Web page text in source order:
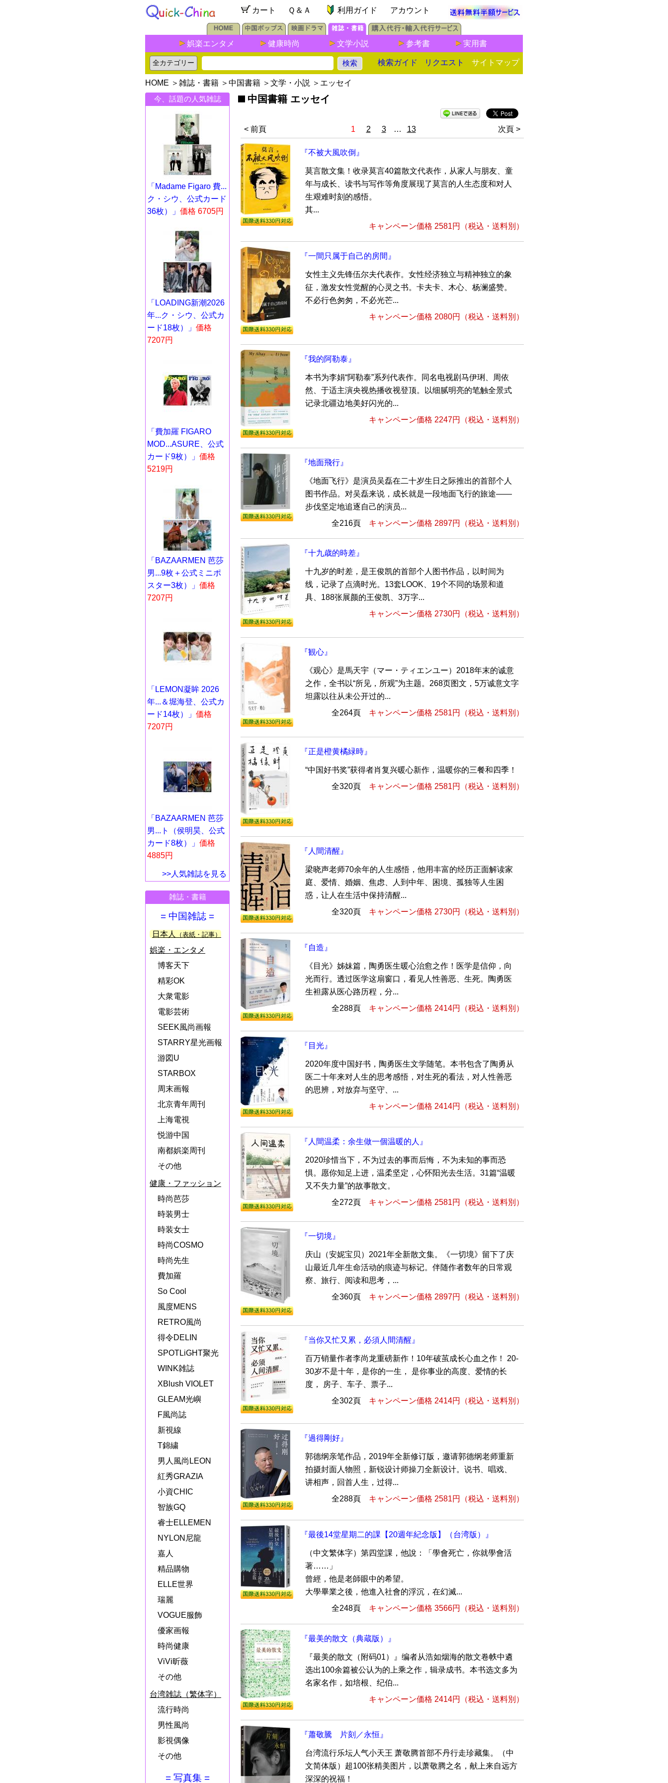
カート Ｑ＆Ａ 利用ガイド アカウント
娯楽エンタメ 健康時尚 文学小説 参考書 実用書
検索ガイド リクエスト サイトマップ
HOME ＞ 雑誌・書籍 ＞ 中国書籍 ＞ 文学・小説 ＞ エッセイ
今、話題の人気雑誌
「Madame Figaro 費...
ク・シウ、公式カード
36枚）」 価格 6705円
「LOADING新潮2026
年...ク・シウ、公式カ
ード18枚）」 価格
7207円
「費加羅 FIGARO
MOD...ASURE、公式
カード9枚）」 価格
5219円
「BAZAARMEN 芭莎
男...9枚＋公式ミニポ
スター3枚）」 価格
7207円
「LEMON凝眸 2026
年...＆堀海登、公式カ
ード14枚）」 価格
7207円
「BAZAARMEN 芭莎
男...ト（侯明昊、公式
カード8枚）」 価格
4885円
>>人気雑誌を見る
雑誌・書籍
= 中国雑誌 =
日本人 （表紙・記事）
娯楽・エンタメ
博客天下
精彩OK
大衆電影
電影芸術
SEEK風尚画報
STARRY星光画報
游図U
STARBOX
周末画報
北京青年周刊
上海電視
悦游中国
南都娯楽周刊
その他
健康・ファッション
時尚芭莎
時装男士
時装女士
時尚COSMO
時尚先生
費加羅
So Cool
風度MENS
RETRO風尚
得令DELIN
SPOTLiGHT聚光
WINK雑誌
XBlush VIOLET
GLEAM光嶼
F風尚誌
新視線
T錦繍
男人風尚LEON
紅秀GRAZIA
小資CHIC
智族GQ
睿士ELLEMEN
NYLON尼龍
嘉人
精品購物
ELLE世界
瑞麗
VOGUE服飾
優家画報
時尚健康
ViVi昕薇
その他
台湾雑誌（繁体字）
流行時尚
男性風尚
影視偶像
その他
= 写真集 =
中国書籍 エッセイ
< 前頁 次頁 >
1 2 3 … 13
『不被大風吹倒』
莫言散文集！收录莫言40篇散文代表作，从家人与朋友、童
年与成长、读书与写作等角度展现了莫言的人生态度和对人
生艰难时刻的感悟。
其...
キャンペーン価格 2581円
（税込・送料別）
『一間只属于自己的房間』
女性主义先锋伍尔夫代表作。女性经济独立与精神独立的象
征，激发女性觉醒的心灵之书。卡夫卡、木心、杨澜盛赞。
不必行色匆匆，不必光芒...
キャンペーン価格 2080円
（税込・送料別）
『我的阿勒泰』
本书为李娟“阿勒泰”系列代表作。同名电视剧马伊琍、周依
然、于适主演央视热播收视登顶。以细腻明亮的笔触全景式
记录北疆边地美好闪光的...
キャンペーン価格 2247円
（税込・送料別）
『地面飛行』
《地面飞行》是演员吴磊在二十岁生日之际推出的首部个人
图书作品。对吴磊来说，成长就是一段地面飞行的旅途——
步伐坚定地追逐自己的演员...
全216頁 キャンペーン価格 2897円 （税込・送料別）
『十九歳的時差』
十九岁的时差，是王俊凯的首部个人图书作品，以时间为
线，记录了点滴时光。13套LOOK、19个不同的场景和道
具、188张展颜的王俊凯、3万字...
キャンペーン価格 2730円
（税込・送料別）
『観心』
《观心》是馬天宇（マー・ティエンユー）2018年末的诚意
之作，全书以“所见，所观”为主题。268页图文，5万诚意文字
坦露以往从未公开过的...
全264頁 キャンペーン価格 2581円 （税込・送料別）
『正是橙黄橘緑時』
“中国好书奖”获得者肖复兴暖心新作，温暖你的三餐和四季！
全320頁 キャンペーン価格 2581円 （税込・送料別）
『人間清醒』
梁晓声老师70余年的人生感悟，他用丰富的经历正面解读家
庭、爱情、婚姻、焦虑、人到中年、困境、孤独等人生困
惑，让人在生活中保持清醒...
全320頁 キャンペーン価格 2730円 （税込・送料別）
『自造』
《目光》姊妹篇，陶勇医生暖心治愈之作！医学是信仰，向
光而行。透过医学这扇窗口，看见人性善恶、生死。陶勇医
生袒露从医心路历程，分...
全288頁 キャンペーン価格 2414円 （税込・送料別）
『目光』
2020年度中国好书，陶勇医生文学随笔。本书包含了陶勇从
医二十年来对人生的思考感悟，对生死的看法，对人性善恶
的思辨，对放弃与坚守、...
キャンペーン価格 2414円
（税込・送料別）
『人間温柔：余生做一個温暖的人』
2020珍惜当下，不为过去的事而后悔，不为未知的事而恐
惧。愿你知足上进，温柔坚定，心怀阳光去生活。31篇“温暖
又不失力量”的故事散文。
全272頁 キャンペーン価格 2581円 （税込・送料別）
『一切境』
庆山（安妮宝贝）2021年全新散文集。《一切境》留下了庆
山最近几年生命活动的痕迹与标记。伴随作者数年的日常观
察、旅行、阅读和思考，...
全360頁 キャンペーン価格 2897円 （税込・送料別）
『当你又忙又累，必須人間清醒』
百万销量作者李尚龙重磅新作！10年破茧成长心血之作！ 20-
30岁不是十年，是你的一生， 是你事业的高度、爱情的长
度， 房子、车子、票子...
全302頁 キャンペーン価格 2414円 （税込・送料別）
『過得剛好』
郭德纲亲笔作品，2019年全新修订版，邀请郭德纲老师重新
拍摄封面人物照，新锐设计师操刀全新设计。说书、唱戏、
讲相声，回首人生，过得...
全288頁 キャンペーン価格 2581円 （税込・送料別）
『最後14堂星期二的課【20週年紀念版】（台湾版）』
（中文繁体字）第四堂課，他說：「學會死亡，你就學會活
著……」
曾經，他是老師眼中的希望。
大學畢業之後，他進入社會的浮沉，在幻滅...
全248頁 キャンペーン価格 3566円 （税込・送料別）
『最美的散文（典蔵版）』
『最美的散文（附码01）』编者从浩如烟海的散文卷帙中遴
选出100余篇被公认为的上乘之作，辑录成书。本书选文多为
名家名作，如培根、纪伯...
キャンペーン価格 2414円
（税込・送料別）
『蕭敬騰 片刻／永恒』
台湾流行乐坛人气小天王 萧敬腾首部不丹行走珍藏集。（中
文简体版）超100张精美图片，以萧敬腾之名，献上来自远方
深深的祝福！